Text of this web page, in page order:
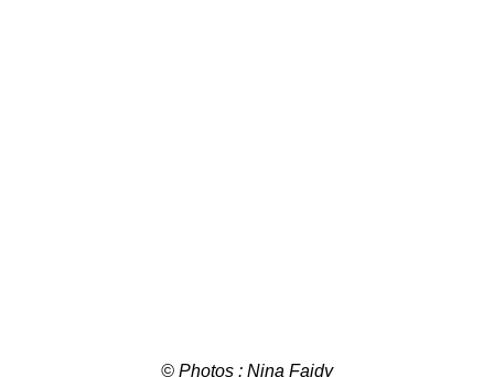
© Photos : Nina Faidy